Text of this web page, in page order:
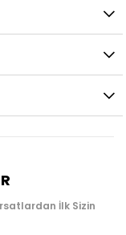
İlk Sizin